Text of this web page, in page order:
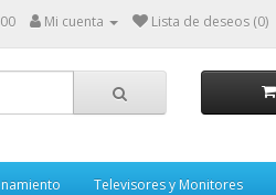
Mi cuenta Lista de deseos (0)
Televisores y Monitores